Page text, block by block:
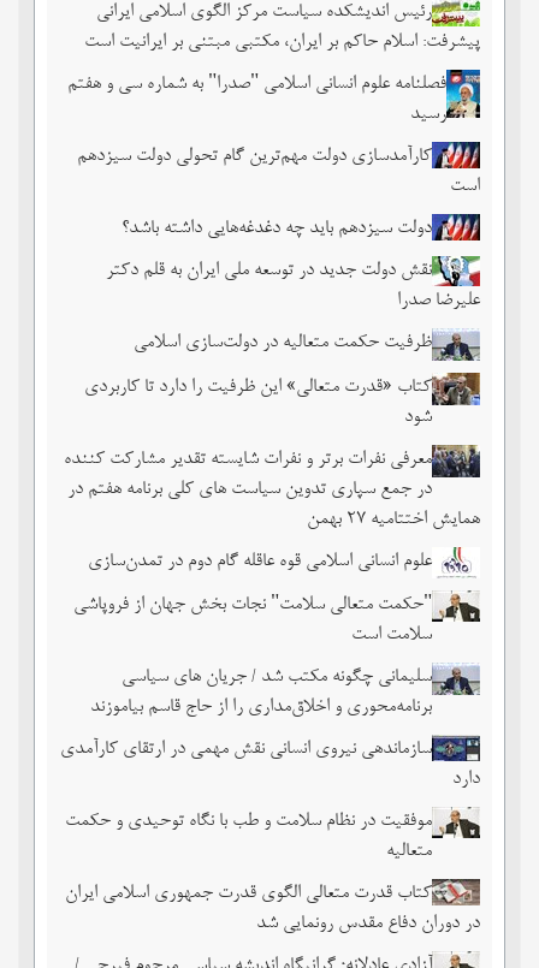
رئیس اندیشکده سیاست مرکز الگوی اسلامی ایرانی
پیشرفت: اسلام حاکم بر ایران، مکتبی مبتنی بر ایرانیت است
فصلنامه علوم انسانی اسلامی "صدرا" به شماره سی و هفتم
رسید
کارآمدسازی دولت مهم‌ترین گام تحولی دولت سیزدهم
است
دولت سیزدهم باید چه دغدغه‌هایی داشته باشد؟
نقش دولت جدید در توسعه ملی ایران به قلم دکتر
علیرضا صدرا
ظرفیت حکمت متعالیه در دولت‌سازی اسلامی
کتاب «قدرت متعالی» این ظرفیت را دارد تا کاربردی
شود
معرفی نفرات برتر و نفرات شایسته تقدیر مشارکت کننده
در جمع سپاری تدوین سیاست های کلی برنامه هفتم در
همایش اختتامیه ۲۷ بهمن
علوم انسانی اسلامی قوه عاقله گام دوم در تمدن‌سازی
"حکمت متعالی سلامت" نجات بخش جهان از فروپاشی
سلامت است
سلیمانی چگونه مکتب شد / جریان های سیاسی
برنامه‌محوری و اخلاق‌مداری را از حاج قاسم بیاموزند
سازماندهی نیروی انسانی نقش مهمی در ارتقای کارآمدی
دارد
موفقیت در نظام سلامت و طب با نگاه توحیدی و حکمت
متعالیه
کتاب قدرت متعالی الگوی قدرت جمهوری اسلامی ایران
در دوران دفاع مقدس رونمایی شد